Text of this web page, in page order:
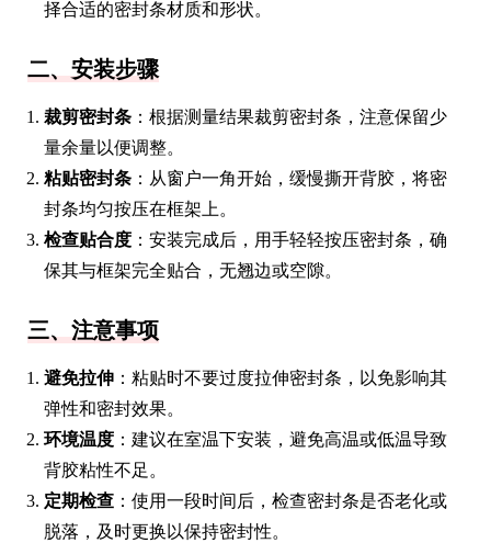
择合适的密封条材质和形状。
二、安装步骤
裁剪密封条 ：根据测量结果裁剪密封条，注意保留少
量余量以便调整。
粘贴密封条 ：从窗户一角开始，缓慢撕开背胶，将密
封条均匀按压在框架上。
检查贴合度 ：安装完成后，用手轻轻按压密封条，确
保其与框架完全贴合，无翘边或空隙。
三、注意事项
避免拉伸 ：粘贴时不要过度拉伸密封条，以免影响其
弹性和密封效果。
环境温度 ：建议在室温下安装，避免高温或低温导致
背胶粘性不足。
定期检查 ：使用一段时间后，检查密封条是否老化或
脱落，及时更换以保持密封性。